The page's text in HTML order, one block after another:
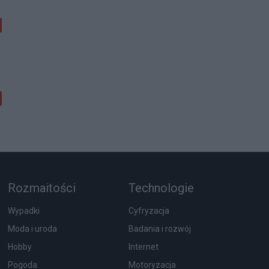
Rozmaitości
Wypadki
Moda i uroda
Hobby
Pogoda
Technologie
Cyfryzacja
Badania i rozwój
Internet
Motoryzacja